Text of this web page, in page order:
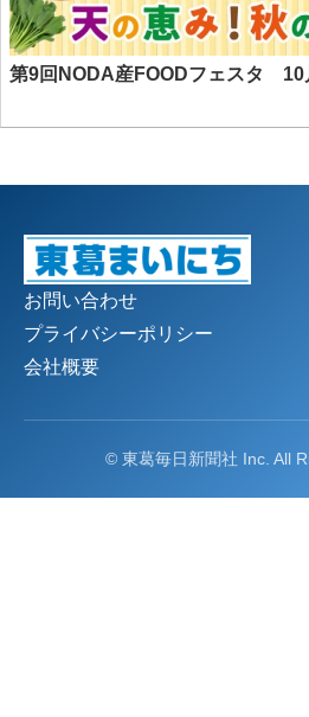
第9回NODA産FOODフェスタ 10
お問い合わせ
プライバシーポリシー
会社概要
© 東葛毎日新聞社 Inc. All